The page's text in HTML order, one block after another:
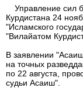
Управление сил
Курдистана 24
"Исламского
"Вилайатом
В заявлении
на точных
по 22 августа,
судьи Асаиш".